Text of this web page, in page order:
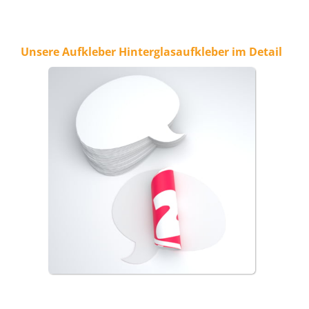
Unsere Aufkleber Hinterglasaufkleber im Detail